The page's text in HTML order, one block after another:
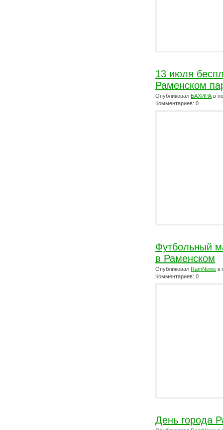
13 июля
Раменском
Опубликовал БАХИРА в
Комментариев: 0
Футбольный
в Раменском
Опубликовал RamNews в
Комментариев: 0
День города